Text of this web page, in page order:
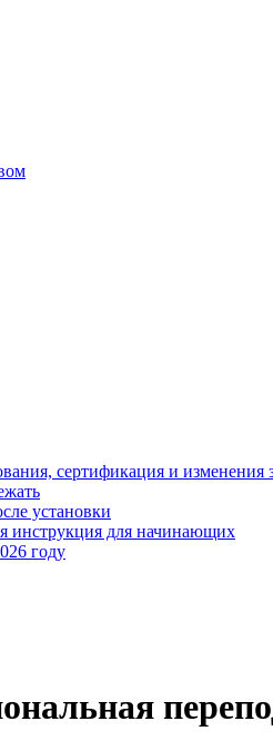
сертификация и изменения
установки
инструкция для начинающих
году